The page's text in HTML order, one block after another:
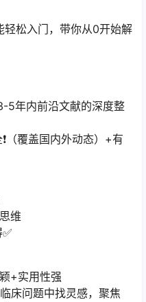
松入门，带你从0开始解
5年内前沿文献的深度整
（覆盖国内外动态）+有
维
+实用性强
床问题中找灵感，聚焦